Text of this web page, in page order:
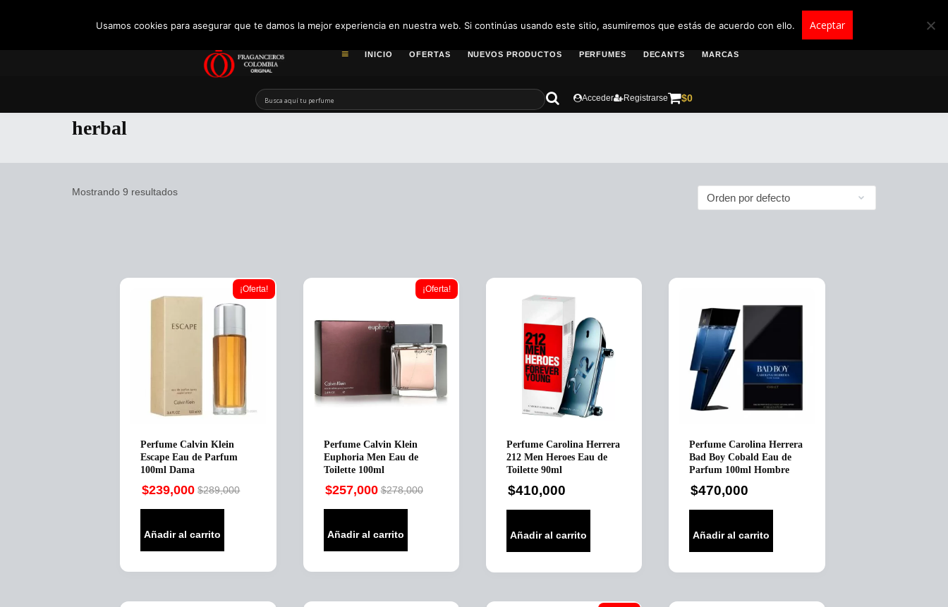
to
INICIO OFERTAS NUEVOS PRODUCTOS PERFUMES DECANTS MARCAS
Acceder Registrarse $0
herbal
Mostrando 9 resultados
¡Oferta!
Perfume Calvin Klein
Escape Eau de Parfum
100ml Dama
$289,000
Original
was:
$289,000.
$239,000
Current
is:
$239,000.
Añadir al carrito
¡Oferta!
Perfume Calvin Klein
Euphoria Men Eau de
Toilette 100ml
$278,000
Original
was:
$278,000.
$257,000
Current
is:
$257,000.
Añadir al carrito
Perfume Carolina Herrera
212 Men Heroes Eau de
Toilette 90ml
$410,000
Añadir al carrito
Perfume Carolina Herrera
Bad Boy Cobald Eau de
Parfum 100ml Hombre
$470,000
Añadir al carrito
Usamos cookies para asegurar que te damos la mejor experiencia en nuestra web. Si continúas usando este sitio, asumiremos que estás de acuerdo con ello. Aceptar